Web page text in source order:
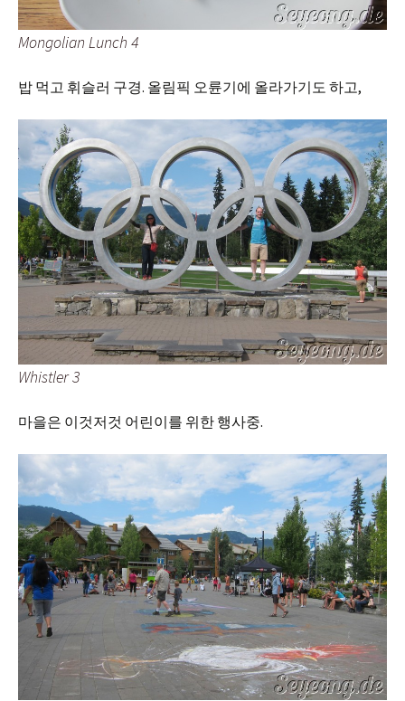
Mongolian Lunch 4
밥 먹고 휘슬러 구경. 올림픽 오륜기에 올라가기도 하고,
Whistler 3
마을은 이것저것 어린이를 위한 행사중.